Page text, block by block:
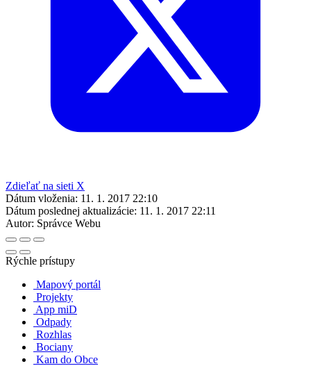
Zdieľať na sieti X
Dátum vloženia: 11. 1. 2017 22:10
Dátum poslednej aktualizácie: 11. 1. 2017 22:11
Autor: Správce Webu
Rýchle prístupy
Mapový portál
Projekty
App miD
Odpady
Rozhlas
Bociany
Kam do Obce